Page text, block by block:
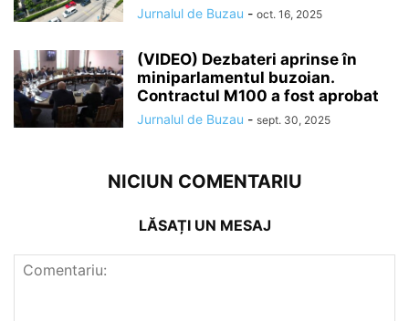
Jurnalul de Buzau - oct. 16, 2025
(VIDEO) Dezbateri aprinse în
miniparlamentul buzoian.
Contractul M100 a fost aprobat
Jurnalul de Buzau - sept. 30, 2025
NICIUN COMENTARIU
LĂSAȚI UN MESAJ